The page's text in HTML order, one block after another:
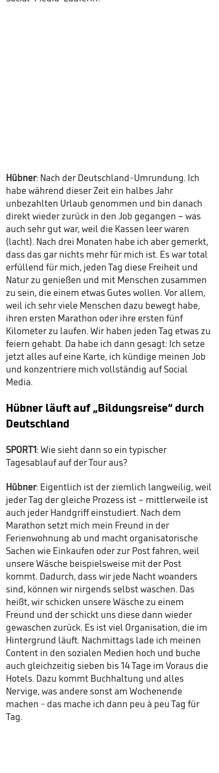
Hübner: Nach der Deutschland-Umrundung. Ich
habe während dieser Zeit ein halbes Jahr
unbezahlten Urlaub genommen und bin danach
direkt wieder zurück in den Job gegangen – was
auch sehr gut war, weil die Kassen leer waren
(lacht). Nach drei Monaten habe ich aber gemerkt,
dass das gar nichts mehr für mich ist. Es war total
erfüllend für mich, jeden Tag diese Freiheit und
Natur zu genießen und mit Menschen zusammen
zu sein, die einem etwas Gutes wollen. Vor allem,
weil ich sehr viele Menschen dazu bewegt habe,
ihren ersten Marathon oder ihre ersten fünf
Kilometer zu laufen. Wir haben jeden Tag etwas zu
feiern gehabt. Da habe ich dann gesagt: Ich setze
jetzt alles auf eine Karte, ich kündige meinen Job
und konzentriere mich vollständig auf Social
Media.
Hübner läuft auf „Bildungsreise“ durch
Deutschland
SPORT1: Wie sieht dann so ein typischer
Tagesablauf auf der Tour aus?
Hübner: Eigentlich ist der ziemlich langweilig, weil
jeder Tag der gleiche Prozess ist – mittlerweile ist
auch jeder Handgriff einstudiert. Nach dem
Marathon setzt mich mein Freund in der
Ferienwohnung ab und macht organisatorische
Sachen wie Einkaufen oder zur Post fahren, weil
unsere Wäsche beispielsweise mit der Post
kommt. Dadurch, dass wir jede Nacht woanders
sind, können wir nirgends selbst waschen. Das
heißt, wir schicken unsere Wäsche zu einem
Freund und der schickt uns diese dann wieder
gewaschen zurück. Es ist viel Organisation, die im
Hintergrund läuft. Nachmittags lade ich meinen
Content in den sozialen Medien hoch und buche
auch gleichzeitig sieben bis 14 Tage im Voraus die
Hotels. Dazu kommt Buchhaltung und alles
Nervige, was andere sonst am Wochenende
machen - das mache ich dann peu à peu Tag für
Tag.